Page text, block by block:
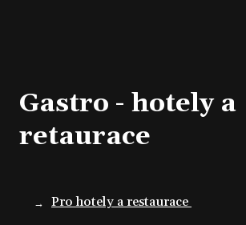
Gastro - hotelya
retaurace
Pro hotely a restaurace